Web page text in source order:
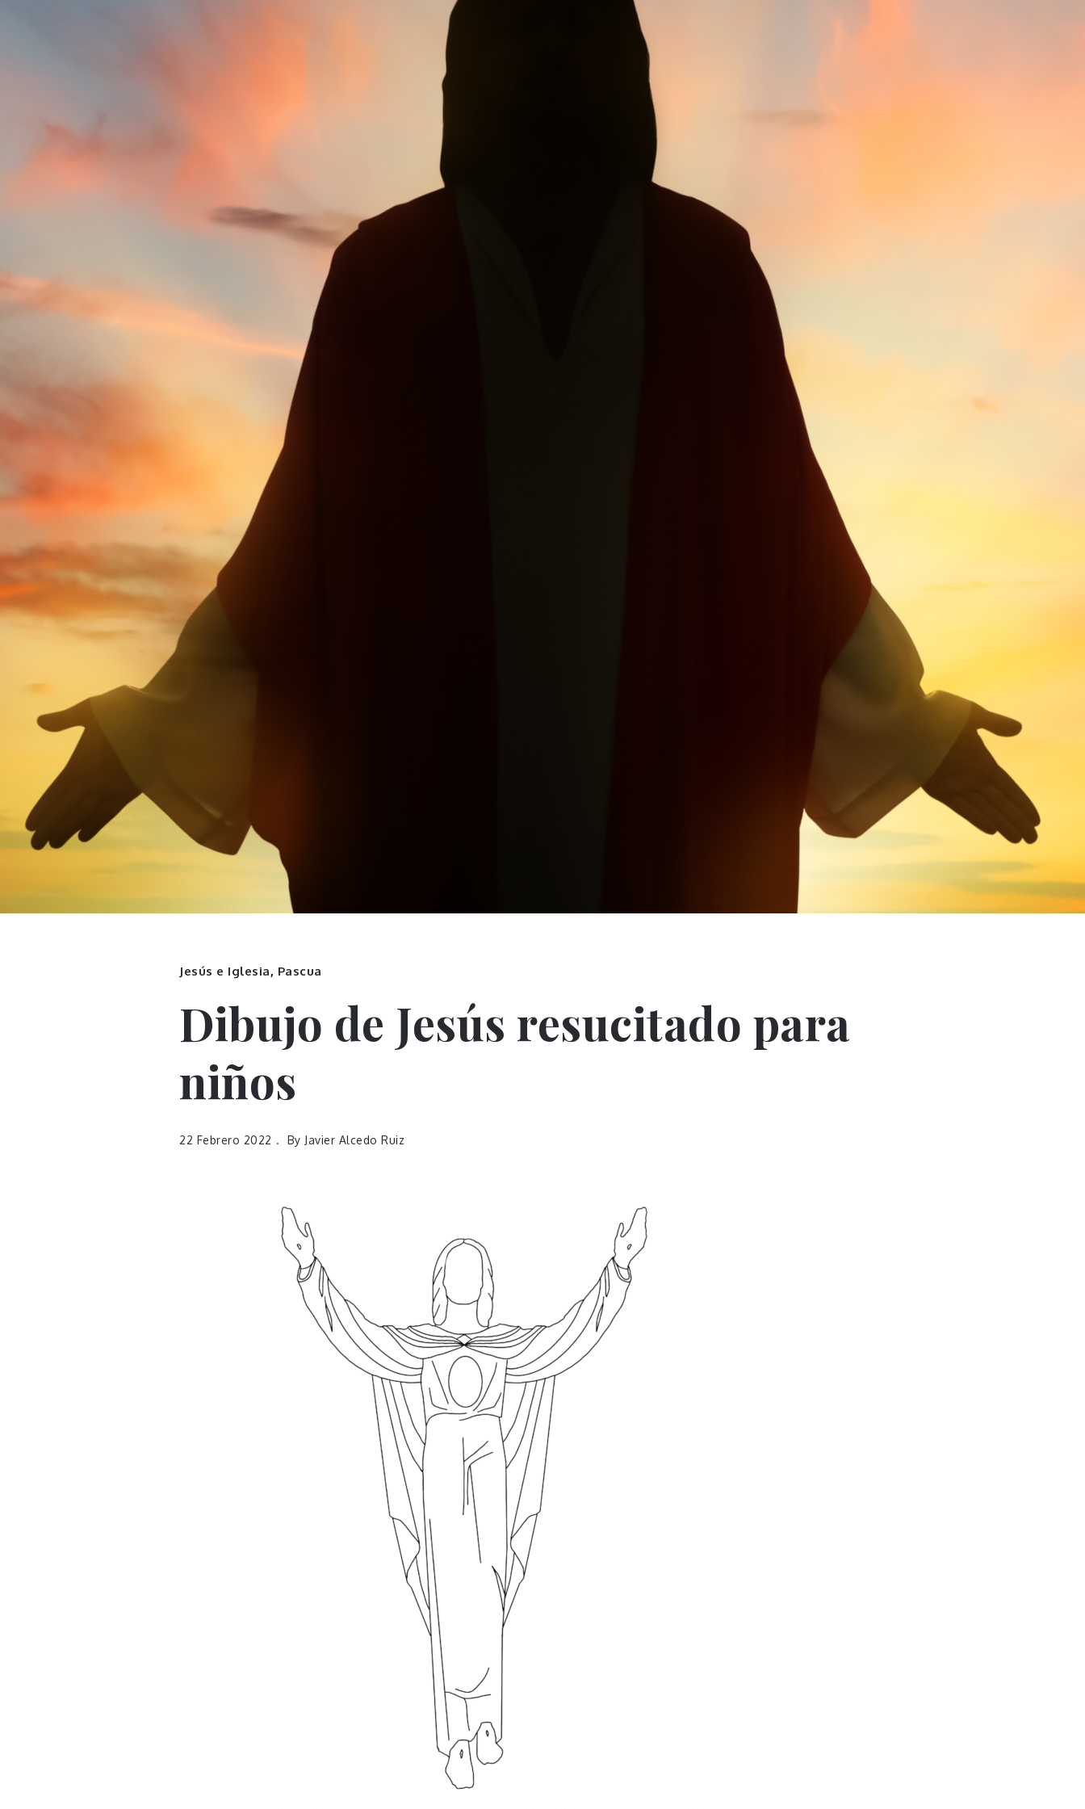
Jesús e Iglesia, Pascua
Dibujo de Jesús resucitado para
niños
22 Febrero 2022 By Javier Alcedo Ruiz